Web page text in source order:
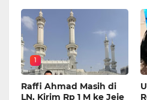
1
Raffi Ahmad Masih di
LN, Kirim Rp 1 M ke Jeje